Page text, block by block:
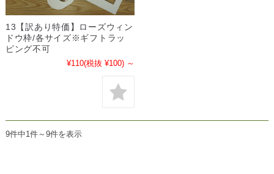
13【訳あり特価】ローズウィン
ドウ枠/各サイズ※ギフトラッ
ピング不可
¥110(税抜 ¥100) ～
9件中1件～9件を表示